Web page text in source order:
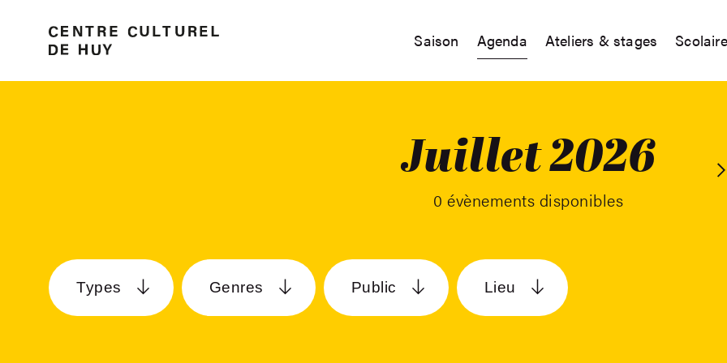
Saison Agenda Ateliers & stages Scolaire
Juillet 2026
0 évènements disponibles
Types Genres Public Lieu